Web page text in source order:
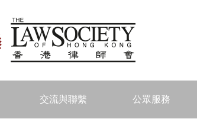
交流與聯繫 公眾服務